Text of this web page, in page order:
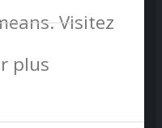
Visitez
de-
plus